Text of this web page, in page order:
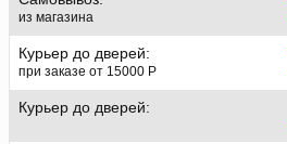
из магазина
Курьер до дверей:
при заказе от 15000 P
Курьер до дверей: